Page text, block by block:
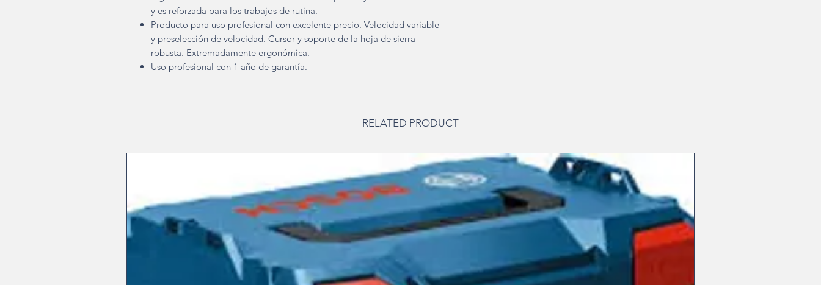
y es reforzada para los trabajos de rutina.
Producto para uso profesional con excelente precio. Velocidad variable
y preselección de velocidad. Cursor y soporte de la hoja de sierra
robusta. Extremadamente ergonómica.
Uso profesional con 1 año de garantía.
RELATED PRODUCT